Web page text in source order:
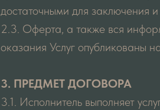
достаточными для заключения
2.3. Оферта, а также вся
оказания Услуг опубликованы
3. ПРЕДМЕТ ДОГОВОРА
3.1. Исполнитель выполняет